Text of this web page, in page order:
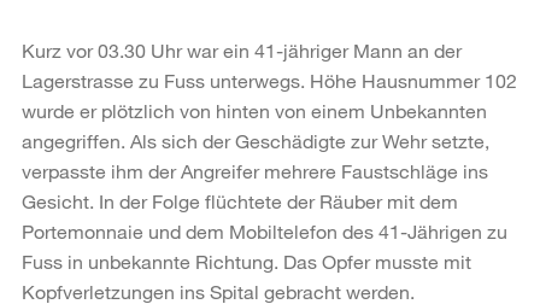
Kurz vor 03.30 Uhr war ein 41-jähriger Mann an der
Lagerstrasse zu Fuss unterwegs. Höhe Hausnummer 102
wurde er plötzlich von hinten von einem Unbekannten
angegriffen. Als sich der Geschädigte zur Wehr setzte,
verpasste ihm der Angreifer mehrere Faustschläge ins
Gesicht. In der Folge flüchtete der Räuber mit dem
Portemonnaie und dem Mobiltelefon des 41-Jährigen zu
Fuss in unbekannte Richtung. Das Opfer musste mit
Kopfverletzungen ins Spital gebracht werden.